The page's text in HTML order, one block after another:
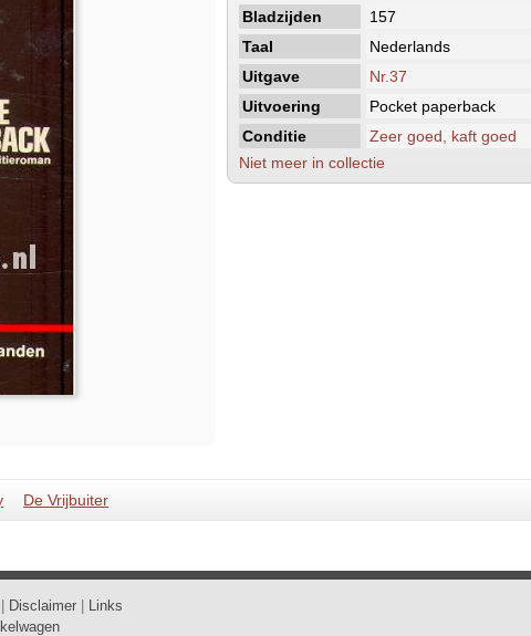
Bladzijden
157
Taal
Nederlands
Uitgave
Nr.37
Uitvoering
Pocket paperback
Conditie
Zeer goed, kaft goed
Niet meer in collectie
De Vrijbuiter
Disclaimer
Links